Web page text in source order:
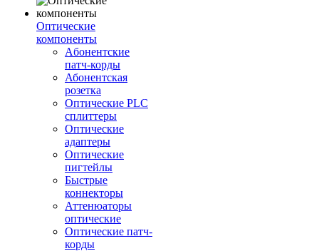
Оптические
компоненты
Aбонентские
патч-корды
Абонентская
розетка
Оптические PLC
сплиттеры
Оптические
адаптеры
Оптические
пигтейлы
Быстрые
коннекторы
Аттенюаторы
оптические
Оптические патч-
корды